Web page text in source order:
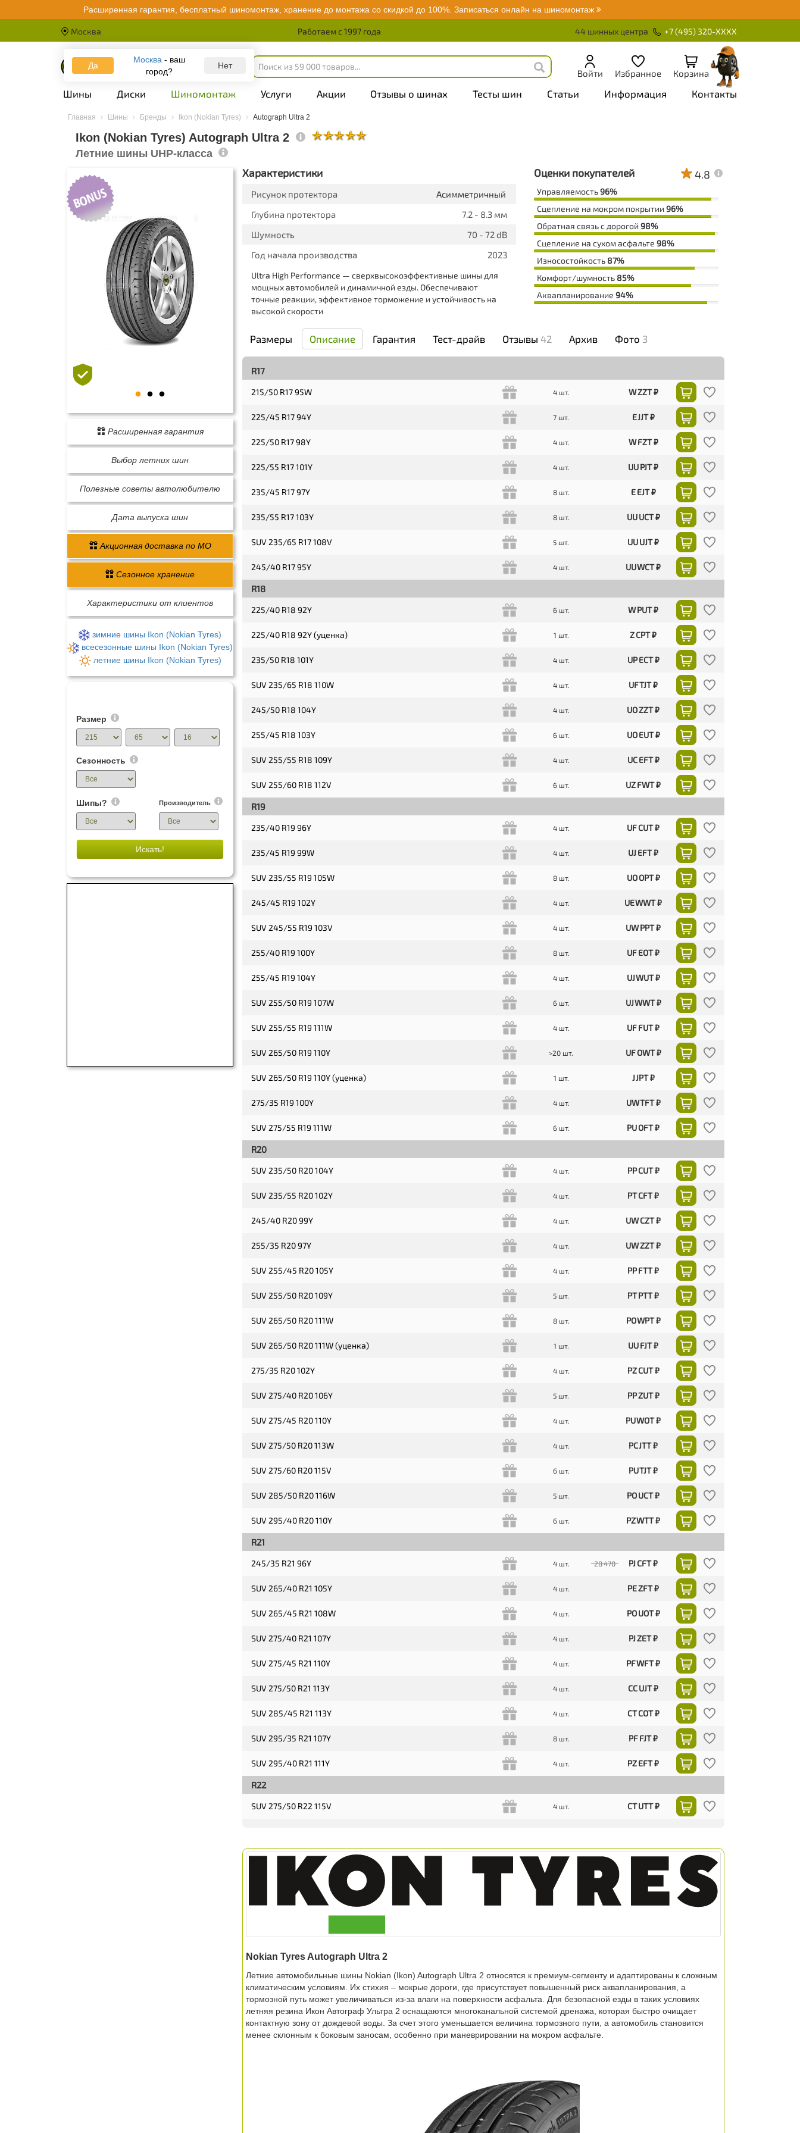
Расширенная гарантия, бесплатный шиномонтаж, хранение до монтажа со скидкой до 100%. Записаться онлайн на шиномонтаж
Москва Работаем с 1997 года 44 шинных центра +7 (495) 320-XXXX
Да
Москва - ваш
город?
Нет
Каталог
Войти Избранное Корзина
Шины Диски Шиномонтаж Услуги Акции Отзывы о шинах Тесты шин Статьи Информация Контакты
Главная Шины Бренды Ikon (Nokian Tyres) Autograph Ultra 2
Ikon (Nokian Tyres) Autograph Ultra 2
Летние шины UHP-класса
Расширенная гарантия
Выбор летних шин
Полезные советы автолюбителю
Дата выпуска шин
Акционная доставка по МО
Сезонное хранение
Характеристики от клиентов
зимние шины Ikon (Nokian Tyres)
всесезонные шины Ikon (Nokian Tyres)
летние шины Ikon (Nokian Tyres)
Размер
Сезонность
Шипы? Производитель
Искать!
Характеристики
Рисунок протектора
Асимметричный
Глубина протектора
7.2 - 8.3 мм
Шумность
70 - 72 dB
Год начала производства
2023
Ultra High Performance — cверхвысокоэффективные шины для
мощных автомобилей и динамичной езды. Обеспечивают
точные реакции, эффективное торможение и устойчивость на
высокой скорости
Оценки покупателей 4.8
Управляемость96%
Сцепление на мокром покрытии 96%
Обратная связь с дорогой 98%
Сцепление на сухом асфальте 98%
Износостойкость 87%
Комфорт/шумность 85%
Аквапланирование 94%
Соответствие цена/качество
Размеры Описание Гарантия Тест-драйв Отзывы 42 Архив Фото 3
R17
215/50 R17 95W 4 шт. W ZZT ₽
225/45 R17 94Y 7 шт. E JJT ₽
225/50 R17 98Y 4 шт. W FZT ₽
225/55 R17 101Y 4 шт. UU PJT ₽
235/45 R17 97Y 8 шт. E EJT ₽
235/55 R17 103Y 8 шт. UU UCT ₽
SUV 235/65 R17 108V 5 шт. UU UJT ₽
245/40 R17 95Y 4 шт. UU WCT ₽
R18
225/40 R18 92Y 6 шт. W PUT ₽
225/40 R18 92Y (уценка) 1 шт. Z CPT ₽
235/50 R18 101Y 4 шт. UP ECT ₽
SUV 235/65 R18 110W 4 шт. UF TJT ₽
245/50 R18 104Y 4 шт. UO ZZT ₽
255/45 R18 103Y 6 шт. UO EUT ₽
SUV 255/55 R18 109Y 4 шт. UC EFT ₽
SUV 255/60 R18 112V 6 шт. UZ FWT ₽
R19
235/40 R19 96Y 4 шт. UF CUT ₽
235/45 R19 99W 4 шт. UJ EFT ₽
SUV 235/55 R19 105W 8 шт. UO OPT ₽
245/45 R19 102Y 4 шт. UE WWT ₽
SUV 245/55 R19 103V 4 шт. UW PPT ₽
255/40 R19 100Y 8 шт. UF EOT ₽
255/45 R19 104Y 4 шт. UJ WUT ₽
SUV 255/50 R19 107W 6 шт. UJ WWT ₽
SUV 255/55 R19 111W 4 шт. UF FUT ₽
SUV 265/50 R19 110Y >20 шт. UF OWT ₽
SUV 265/50 R19 110Y (уценка) 1 шт. J JPT ₽
275/35 R19 100Y 4 шт. UW TFT ₽
SUV 275/55 R19 111W 6 шт. PU OFT ₽
R20
SUV 235/50 R20 104Y 4 шт. PP CUT ₽
SUV 235/55 R20 102Y 4 шт. PT CFT ₽
245/40 R20 99Y 4 шт. UW CZT ₽
255/35 R20 97Y 4 шт. UW ZZT ₽
SUV 255/45 R20 105Y 4 шт. PP FTT ₽
SUV 255/50 R20 109Y 5 шт. PT PTT ₽
SUV 265/50 R20 111W 8 шт. PO WPT ₽
SUV 265/50 R20 111W (уценка) 1 шт. UU FJT ₽
275/35 R20 102Y 4 шт. PZ CUT ₽
SUV 275/40 R20 106Y 5 шт. PP ZUT ₽
SUV 275/45 R20 110Y 4 шт. PU WOT ₽
SUV 275/50 R20 113W 4 шт. PC JTT ₽
SUV 275/60 R20 115V 6 шт. PU TJT ₽
SUV 285/50 R20 116W 5 шт. PO UCT ₽
SUV 295/40 R20 110Y 6 шт. PZ WTT ₽
R21
245/35 R21 96Y 4 шт. 28 470 PJ CFT ₽
SUV 265/40 R21 105Y 4 шт. PE ZFT ₽
SUV 265/45 R21 108W 4 шт. PO UOT ₽
SUV 275/40 R21 107Y 4 шт. PJ ZET ₽
SUV 275/45 R21 110Y 4 шт. PF WFT ₽
SUV 275/50 R21 113Y 4 шт. CC UJT ₽
SUV 285/45 R21 113Y 4 шт. CT COT ₽
SUV 295/35 R21 107Y 8 шт. PF FJT ₽
SUV 295/40 R21 111Y 4 шт. PZ EFT ₽
R22
SUV 275/50 R22 115V 4 шт. CT UTT ₽
Nokian Tyres Autograph Ultra 2
Летние автомобильные шины Nokian (Ikon) Autograph Ultra 2 относятся к премиум-сегменту и адаптированы к сложным
климатическим условиям. Их стихия – мокрые дороги, где присутствует повышенный риск аквапланирования, а
тормозной путь может увеличиваться из-за влаги на поверхности асфальта. Для безопасной езды в таких условиях
летняя резина Икон Автограф Ультра 2 оснащаются многоканальной системой дренажа, которая быстро очищает
контактную зону от дождевой воды. За счет этого уменьшается величина тормозного пути, а автомобиль становится
менее склонным к боковым заносам, особенно при маневрировании на мокром асфальте.